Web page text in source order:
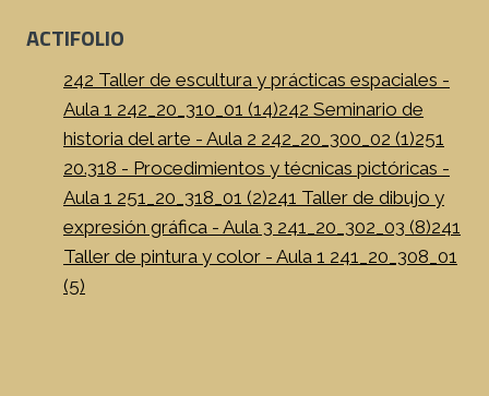
ACTIFOLIO
242 Taller de escultura y prácticas espaciales -
Aula 1 242_20_310_01 (14)242 Seminario de
historia del arte - Aula 2 242_20_300_02 (1)251
20.318 - Procedimientos y técnicas pictóricas -
Aula 1 251_20_318_01 (2)241 Taller de dibujo y
expresión gráfica - Aula 3 241_20_302_03 (8)241
Taller de pintura y color - Aula 1 241_20_308_01
(5)